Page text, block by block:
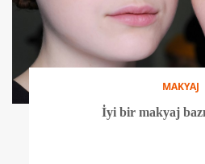
MAKYAJ
İyi bir makyaj